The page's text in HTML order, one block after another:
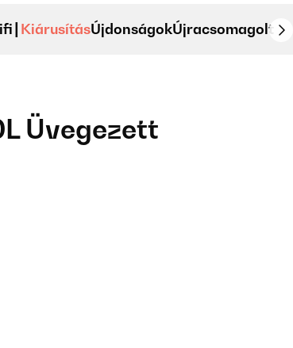
KiárusításÚjdonságokÚjracsomagolt
Üvegezett